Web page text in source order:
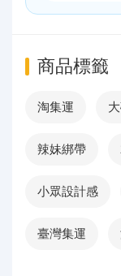
商品標籤
淘集運
辣妹綁帶
小眾設計感
臺灣集運